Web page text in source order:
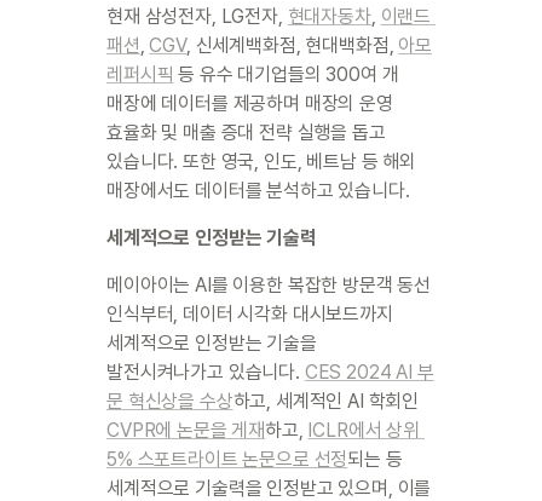
현재 삼성전자, LG전자, 현대자동차, 이랜드
패션 , CGV, 신세계백화점, 현대백화점, 아모
레퍼시픽 등 유수 대기업들의 300여 개
매장에 데이터를 제공하며 매장의 운영
효율화 및 매출 증대 전략 실행을 돕고
있습니다. 또한 영국, 인도, 베트남 등 해외
매장에서도 데이터를 분석하고 있습니다.
세계적으로 인정받는 기술력
메이아이는 AI를 이용한 복잡한 방문객 동선
인식부터, 데이터 시각화 대시보드까지
세계적으로 인정받는 기술을
발전시켜나가고 있습니다. CES 2024 AI 부
문 혁신상을 수상
CVPR에 논문을 게재하고, ICLR에서 상위
5% 스포트라이트 논문으로 선정되는 등
세계적으로 기술력을 인정받고 있으며, 이를